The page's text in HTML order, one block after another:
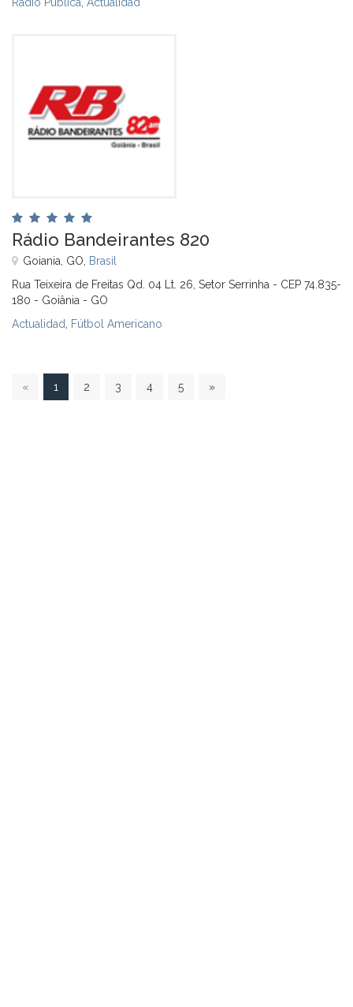
Rádio Bandeirantes 820
Goiania, GO, Brasil
Rua Teixeira de Freitas Qd. 04 Lt. 26, Setor Serrinha - CEP 74.835-
180 - Goiânia - GO
Actualidad Fútbol Americano
« 1 2 3 4 5 »